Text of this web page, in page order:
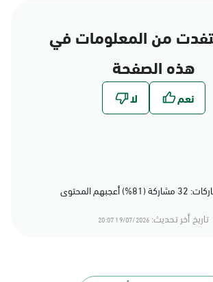
من المعلومات في
هذه الصفحة
أعجبهم المحتوى
تاريخ أخر تحديث: 19/07/2026 20:07